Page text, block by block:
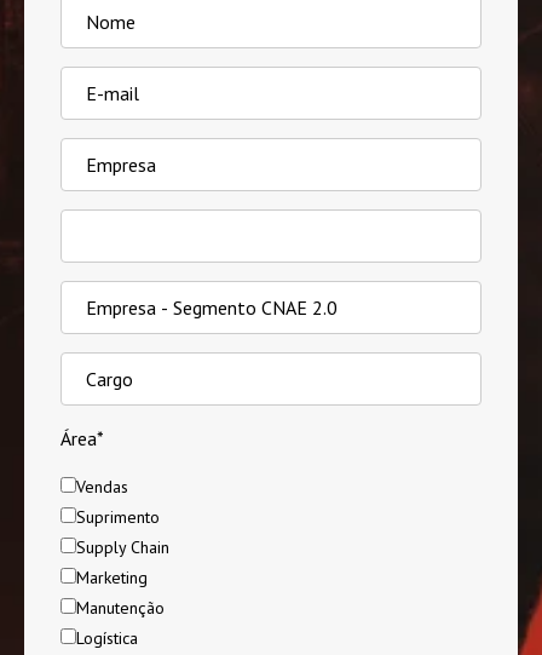
Área*
Vendas
Suprimento
Supply Chain
Marketing
Manutenção
Logística